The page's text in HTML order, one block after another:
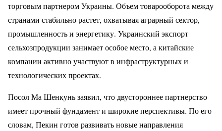
торговым партнером Украины. Объем товарооборота между
странами стабильно растет, охватывая аграрный сектор,
промышленность и энергетику. Украинский экспорт
сельхозпродукции занимает особое место, а китайские
компании активно участвуют в инфраструктурных и
технологических проектах.
Посол Ма Шенкунь заявил, что двустороннее партнерство
имеет прочный фундамент и широкие перспективы. По его
словам, Пекин готов развивать новые направления